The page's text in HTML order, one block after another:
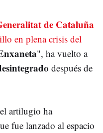
de Cataluña
en plena crisis del
", ha vuelto a
después de
artilugio ha
fue lanzado al espacio